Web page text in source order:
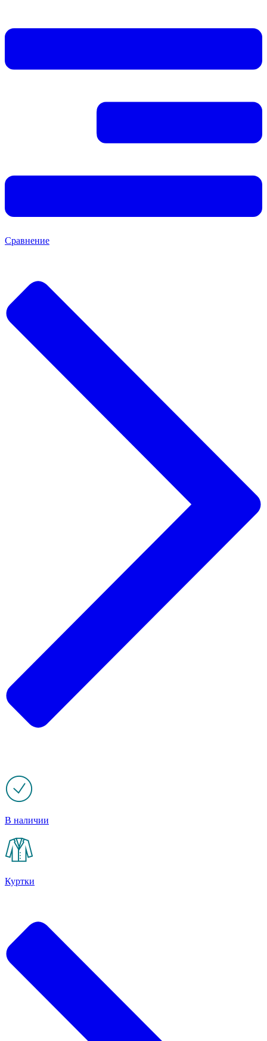
Сравнение
В наличии
Куртки